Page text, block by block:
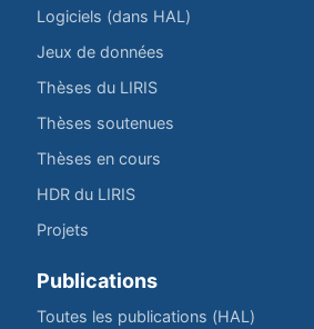
Logiciels (dans HAL)
Jeux de données
Thèses du LIRIS
Thèses soutenues
Thèses en cours
HDR du LIRIS
Projets
Publications
Toutes les publications (HAL)